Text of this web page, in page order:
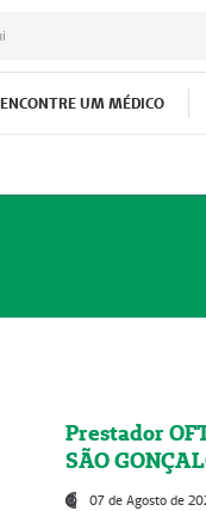
ENCONTRE UM MÉDICO
Prestador
SÃO
07 de Agosto de